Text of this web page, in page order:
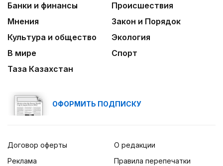
Банки и финансы
Происшествия
Мнения
Закон и Порядок
Культура и общество
Экология
В мире
Спорт
Таза Казахстан
ОФОРМИТЬ ПОДПИСКУ
Договор оферты
Реклама
О редакции
Правила перепечатки